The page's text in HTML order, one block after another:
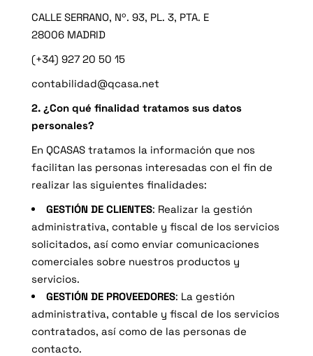
CALLE SERRANO, Nº. 93, PL. 3, PTA. E
28006 MADRID
(+34) 927 20 50 15
contabilidad@qcasa.net
2. ¿Con qué finalidad tratamos sus datos
personales?
En QCASAS tratamos la información que nos
facilitan las personas interesadas con el fin de
realizar las siguientes finalidades:
GESTIÓN DE CLIENTES: Realizar la gestión
administrativa, contable y fiscal de los servicios
solicitados, así como enviar comunicaciones
comerciales sobre nuestros productos y
servicios.
GESTIÓN DE PROVEEDORES: La gestión
administrativa, contable y fiscal de los servicios
contratados, así como de las personas de
contacto.